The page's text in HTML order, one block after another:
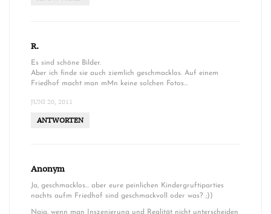
R.
Es sind schöne Bilder.
Aber ich finde sie auch ziemlich geschmacklos. Auf einem
Friedhof macht man mMn keine solchen Fotos…
JUNI 20, 2011
ANTWORTEN
Anonym
Ja, geschmacklos… aber eure peinlichen Kindergruftiparties
nachts aufm Friedhof sind geschmackvoll oder was? ;))
Naja, wenn man Inszenierung und Realität nicht unterscheiden